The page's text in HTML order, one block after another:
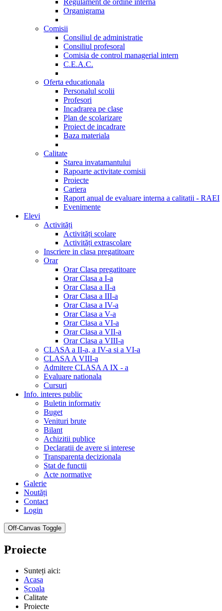
Regulament de ordine interna
Organigrama
Comisii
Consiliul de administratie
Consiliul profesoral
Comisia de control managerial intern
C.E.A.C.
Oferta educationala
Personalul scolii
Profesori
Incadrarea pe clase
Plan de scolarizare
Proiect de incadrare
Baza materiala
Calitate
Starea invatamantului
Rapoarte activitate comisii
Proiecte
Cariera
Raport anual de evaluare interna a calitatii - RAEI
Evenimente
Elevi
Activități
Activități scolare
Activități extrascolare
Inscriere in clasa pregatitoare
Orar
Orar Clasa pregatitoare
Orar Clasa a I-a
Orar Clasa a II-a
Orar Clasa a III-a
Orar Clasa a IV-a
Orar Clasa a V-a
Orar Clasa a VI-a
Orar Clasa a VII-a
Orar Clasa a VIII-a
CLASA a II-a, a IV-a si a VI-a
CLASA A VIII-a
Admitere CLASA A IX - a
Evaluare nationala
Cursuri
Info. interes public
Buletin informativ
Buget
Venituri brute
Bilant
Achizitii publice
Declaratii de avere si interese
Transparenta decizionala
Stat de functii
Acte normative
Galerie
Noutăți
Contact
Login
Off-Canvas Toggle
Proiecte
Sunteți aici:
Acasa
Școala
Calitate
Proiecte